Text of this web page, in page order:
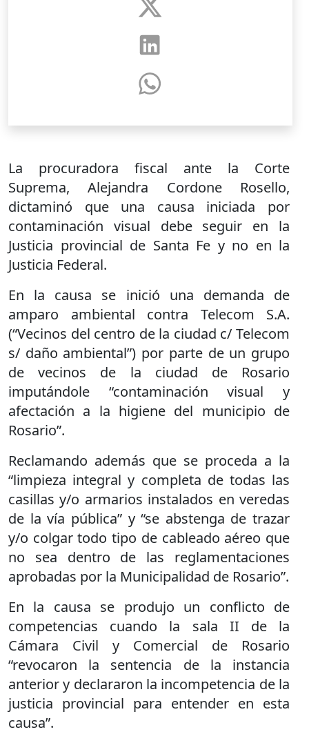
La procuradora fiscal ante la Corte
Suprema, Alejandra Cordone Rosello,
dictaminó que una causa iniciada por
contaminación visual debe seguir en la
Justicia provincial de Santa Fe y no en la
Justicia Federal.
En la causa se inició una demanda de
amparo ambiental contra Telecom S.A.
(“Vecinos del centro de la ciudad c/ Telecom
s/ daño ambiental”) por parte de un grupo
de vecinos de la ciudad de Rosario
imputándole “contaminación visual y
afectación a la higiene del municipio de
Rosario”.
Reclamando además que se proceda a la
“limpieza integral y completa de todas las
casillas y/o armarios instalados en veredas
de la vía pública” y “se abstenga de trazar
y/o colgar todo tipo de cableado aéreo que
no sea dentro de las reglamentaciones
aprobadas por la Municipalidad de Rosario”.
En la causa se produjo un conflicto de
competencias cuando la sala II de la
Cámara Civil y Comercial de Rosario
“revocaron la sentencia de la instancia
anterior y declararon la incompetencia de la
justicia provincial para entender en esta
causa”.